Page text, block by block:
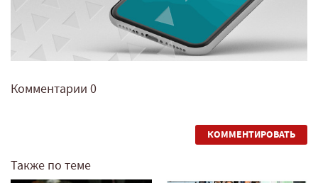
Комментарии 0
КОММЕНТИРОВАТЬ
Также по теме